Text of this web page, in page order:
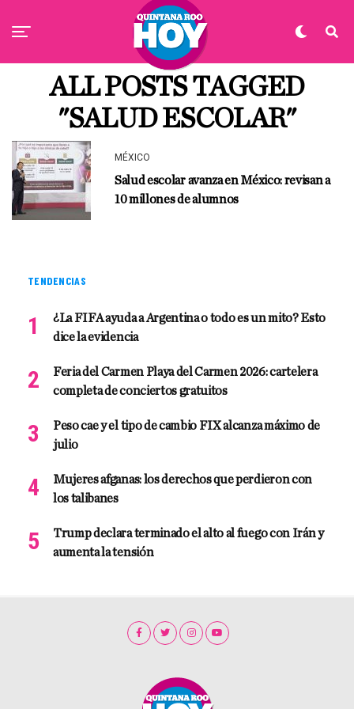
ALL POSTS TAGGED
"SALUD ESCOLAR"
MÉXICO
Salud escolar avanza en México: revisan a
10 millones de alumnos
TENDENCIAS
¿La FIFA ayuda a Argentina o todo es un mito? Esto
dice la evidencia
Feria del Carmen Playa del Carmen 2026: cartelera
completa de conciertos gratuitos
Peso cae y el tipo de cambio FIX alcanza máximo de
julio
Mujeres afganas: los derechos que perdieron con
los talibanes
Trump declara terminado el alto al fuego con Irán y
aumenta la tensión